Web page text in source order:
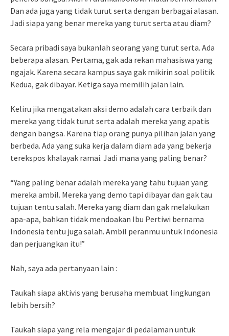
Dan ada juga yang tidak turut serta dengan berbagai alasan.
Jadi siapa yang benar mereka yang turut serta atau diam?
Secara pribadi saya bukanlah seorang yang turut serta. Ada
beberapa alasan. Pertama, gak ada rekan mahasiswa yang
ngajak. Karena secara kampus saya gak mikirin soal politik.
Kedua, gak dibayar. Ketiga saya memilih jalan lain.
Keliru jika mengatakan aksi demo adalah cara terbaik dan
mereka yang tidak turut serta adalah mereka yang apatis
dengan bangsa. Karena tiap orang punya pilihan jalan yang
berbeda. Ada yang suka kerja dalam diam ada yang bekerja
terekspos khalayak ramai. Jadi mana yang paling benar?
“Yang paling benar adalah mereka yang tahu tujuan yang
mereka ambil. Mereka yang demo tapi dibayar dan gak tau
tujuan tentu salah. Mereka yang diam dan gak melakukan
apa-apa, bahkan tidak mendoakan Ibu Pertiwi bernama
Indonesia tentu juga salah. Ambil peranmu untuk Indonesia
dan perjuangkan itu!”
Nah, saya ada pertanyaan lain :
Taukah siapa aktivis yang berusaha membuat lingkungan
lebih bersih?
Taukah siapa yang rela mengajar di pedalaman untuk